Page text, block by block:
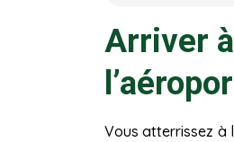
Arriver
Vous atterrissez à